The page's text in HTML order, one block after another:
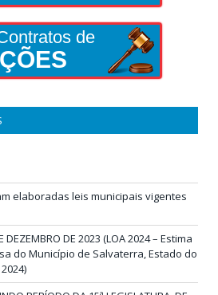
de
elaboradas leis municipais vigentes
DEZEMBRO DE 2023 (LOA 2024 – Estima
do Município de Salvaterra, Estado do